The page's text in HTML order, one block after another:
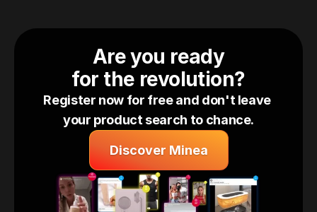
Are you ready
for the revolution?
Register now for free and don't leave
your product search to chance.
Discover Minea